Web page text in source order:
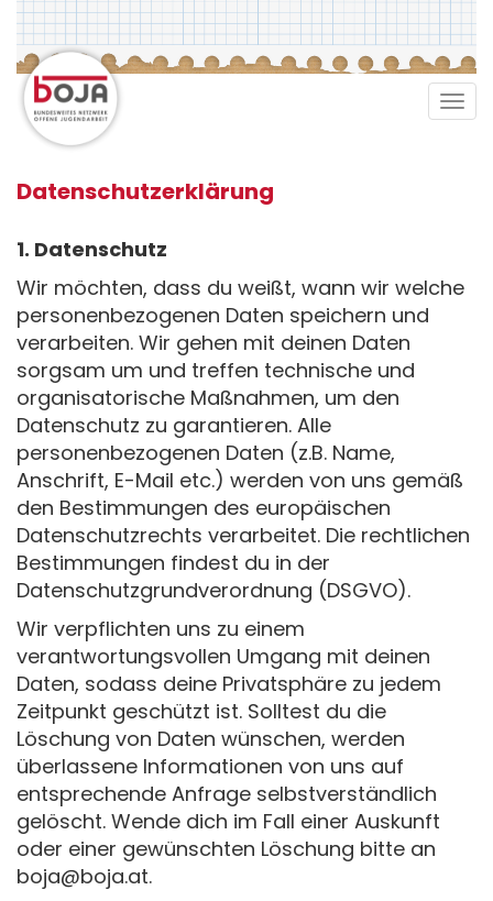
Direkt
zum
Inhalt
Datenschutzerklärung
1. Datenschutz
Wir möchten, dass du weißt, wann wir welche
personenbezogenen Daten speichern und
verarbeiten. Wir gehen mit deinen Daten
sorgsam um und treffen technische und
organisatorische Maßnahmen, um den
Datenschutz zu garantieren. Alle
personenbezogenen Daten (z.B. Name,
Anschrift, E-Mail etc.) werden von uns gemäß
den Bestimmungen des europäischen
Datenschutzrechts verarbeitet. Die rechtlichen
Bestimmungen findest du in der
Datenschutzgrundverordnung (DSGVO).
Wir verpflichten uns zu einem
verantwortungsvollen Umgang mit deinen
Daten, sodass deine Privatsphäre zu jedem
Zeitpunkt geschützt ist. Solltest du die
Löschung von Daten wünschen, werden
überlassene Informationen von uns auf
entsprechende Anfrage selbstverständlich
gelöscht. Wende dich im Fall einer Auskunft
oder einer gewünschten Löschung bitte an
boja@boja.at.